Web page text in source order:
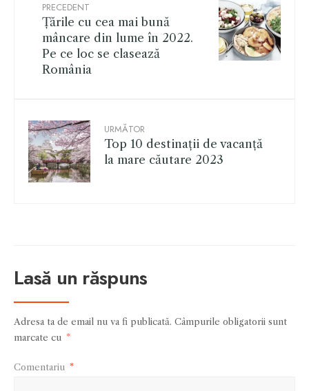
PRECEDENT
Țările cu cea mai bună
mâncare din lume în 2022.
Pe ce loc se clasează
România
URMĂTOR
Top 10 destinații de vacanță
la mare căutare 2023
Lasă un răspuns
Adresa ta de email nu va fi publicată. Câmpurile obligatorii sunt
marcate cu *
Comentariu *